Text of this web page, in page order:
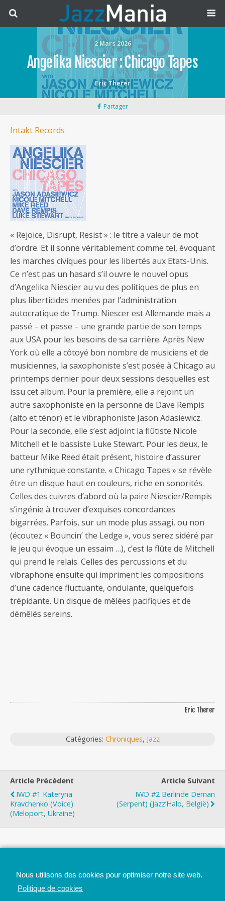
2 Mars 2026
Angelika Niescier : Chicago Tapes
Eric Therer
Partager
Intakt Records
« Rejoice, Disrupt, Resist » : le titre a valeur de mot
d’ordre. Et il sonne véritablement comme tel, évoquant
les marches civiques pour les libertés aux Etats-Unis.
Ce n’est pas un hasard s’il ouvre le nouvel opus
d’Angelika Niescier au vu des politiques de plus en
plus liberticides menées par l’administration
autocratique de Trump. Niescer est Allemande mais a
passé – et passe – une grande partie de son temps
aux USA pour les besoins de sa carrière. Après New
York où elle a côtoyé bon nombre de musiciens et de
musiciennes, la saxophoniste s’est posée à Chicago au
printemps dernier pour deux sessions desquelles est
issu cet album. Pour la première, elle a rejoint un
autre saxophoniste en la personne de Dave Rempis
(alto et ténor) et le vibraphoniste Jason Adasiewicz.
Pour la seconde, elle s’est adjoint la flûtiste Nicole
Mitchell et le bassiste Luke Stewart. Pour les deux, le
batteur Mike Reed était présent, histoire d’assurer
une rythmique constante. « Chicago Tapes » se révèle
être un disque haut en couleurs, riche en sonorités.
Celles des cuivres d’abord où la paire Niescier/Rempis
s’ingénie à trouver d’exquises concordances
bigarrées. Parfois, sur un mode plus assagi, ou non
(écoutez « Bouncin’ the Ledge », vous serez sidéré par
le jeu qui évoque un essaim …), c’est la flûte de Mitchell
qui prend le relais. Celles des percussions et du
vibraphone ensuite qui impriment les compositions
d’une cadence fluctuante, ondulante, quelquefois
trépidante. Un disque de mêlées pacifiques et de
démêlés sereins.
Eric Therer
Catégories: Chroniques, Jazz
Article Précédent
IWD #1 Kateryna
Kravchenko (Voice)
(Meloport, Ukraine)
Article Suivant
IWD #2 Berlinde Deman
(Serpent) (Jazz’Halo, België)
Nous utilisons des cookies pour optimiser notre site web.
Politique de cookies